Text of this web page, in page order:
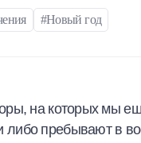
#Новый год
на которых мы
пребывают в